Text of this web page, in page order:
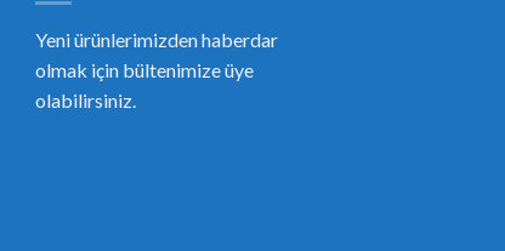
Yeni ürünlerimizden haberdar
olmak için bültenimize üye
olabilirsiniz.